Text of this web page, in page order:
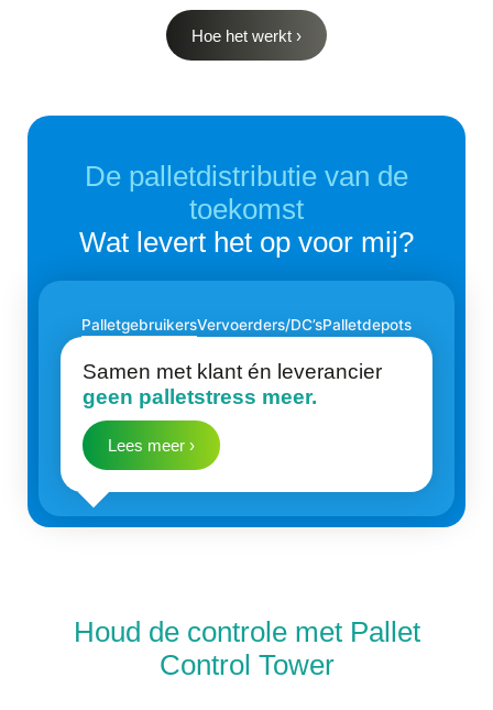
Hoe het werkt ›
De palletdistributie van de
toekomst
Wat levert het op voor mij?
PalletgebruikersVervoerders/DC’sPalletdepots
Samen met klant én leverancier
geen palletstress meer.
Lees meer ›
Houd de controle met Pallet
Control Tower